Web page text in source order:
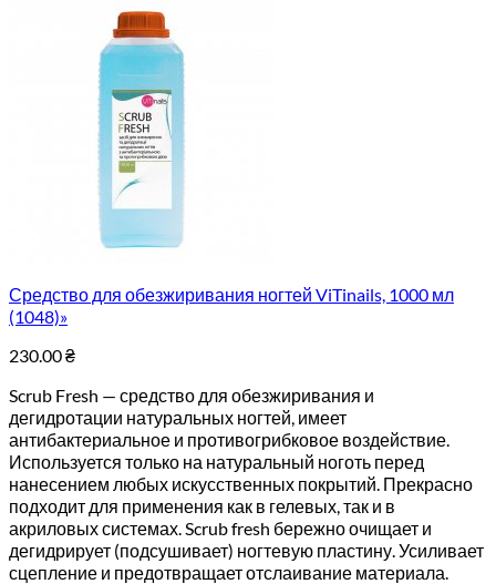
Средство для обезжиривания ногтей ViTinails, 1000 мл
(1048)»
230.00₴
Scrub Fresh — средство для обезжиривания и
дегидротации натуральных ногтей, имеет
антибактериальное и противогрибковое воздействие.
Используется только на натуральный ноготь перед
нанесением любых искусственных покрытий. Прекрасно
подходит для применения как в гелевых, так и в
акриловых системах. Scrub fresh бережно очищает и
дегидрирует (подсушивает) ногтевую пластину. Усиливает
сцепление и предотвращает отслаивание материала.